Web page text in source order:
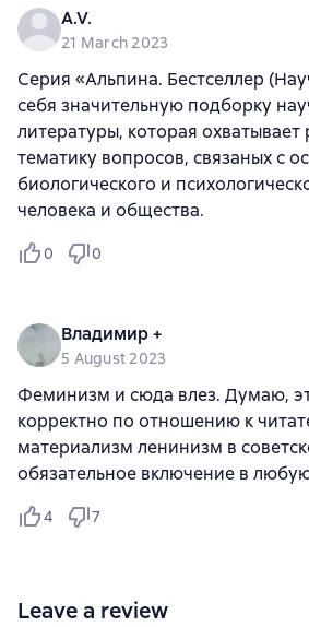
A.V.
21 March 2023
Серия «Альпина. Бестселлер
себя значительную подборку
литературы, которая
тематику вопросов, связаных с
биологического и
человека и общества.
0 0
Владимир +
5 August 2023
Феминизм и сюда влез. Думаю,
корректно по отношению к
материализм ленинизм в
обязательное включение в
4 7
Leave a review